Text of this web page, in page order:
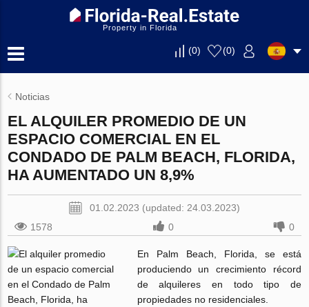
Property in Florida
(0) (0)
Noticias
EL ALQUILER PROMEDIO DE UN
ESPACIO COMERCIAL EN EL
CONDADO DE PALM BEACH, FLORIDA,
HA AUMENTADO UN 8,9%
01.02.2023 (updated: 24.03.2023)
1578
0 0
En Palm Beach, Florida, se está
produciendo un crecimiento récord
de alquileres en todo tipo de
propiedades no residenciales.